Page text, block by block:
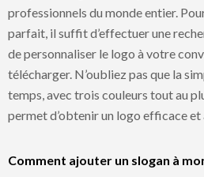
professionnels du monde entier.
parfait, il suffit d’effectuer une
de personnaliser le logo à votre
télécharger. N’oubliez pas que la
temps, avec trois couleurs tout au
permet d’obtenir un logo efficace et
Comment ajouter un slogan à